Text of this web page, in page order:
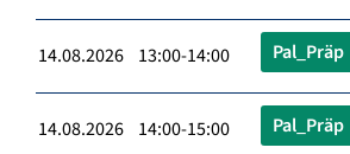
14.08.2026 13:00-14:00 Pal_Präp
14.08.2026 14:00-15:00 Pal_Präp